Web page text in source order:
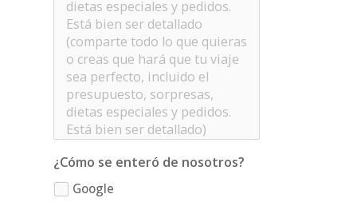
¿Cómo se enteró de nosotros?
Google